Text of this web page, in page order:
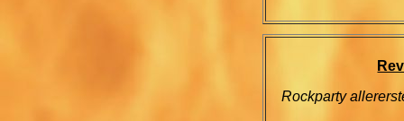
Rockparty